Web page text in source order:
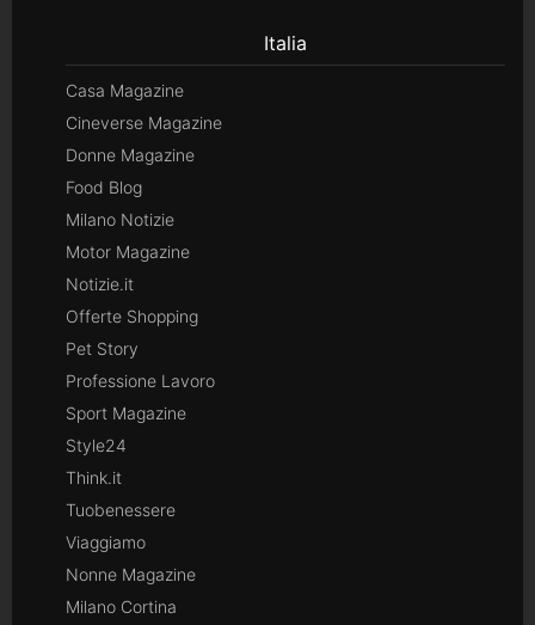
Italia
Casa Magazine
Cineverse Magazine
Donne Magazine
Food Blog
Milano Notizie
Motor Magazine
Notizie.it
Offerte Shopping
Pet Story
Professione Lavoro
Sport Magazine
Style24
Think.it
Tuobenessere
Viaggiamo
Nonne Magazine
Milano Cortina